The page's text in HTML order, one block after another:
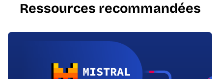
Ressources recommandées